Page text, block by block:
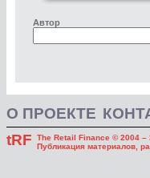
Автор
О ПРОЕКТЕ
The Retail Finance © 2004 –
Публикация материалов,
tRF